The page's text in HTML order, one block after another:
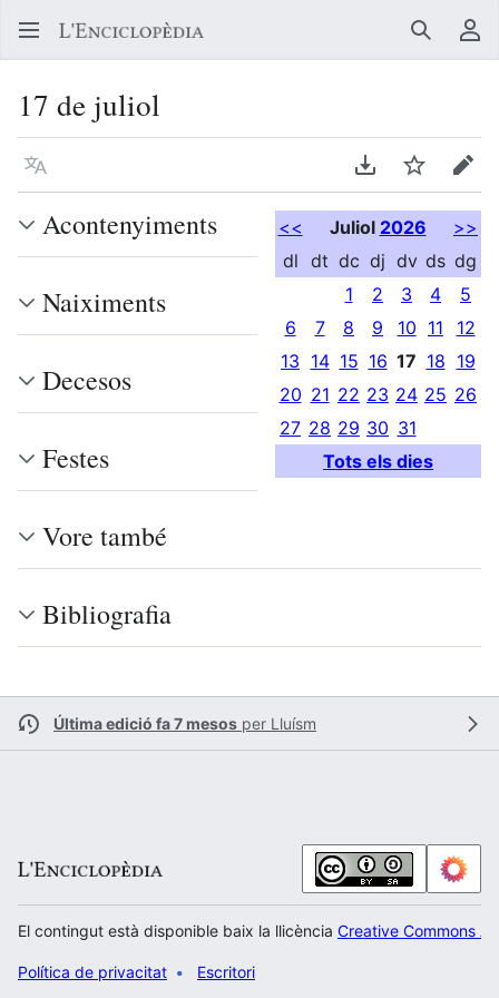
Buscar
17 de juliol
Llegir en un atre idioma Descarregar en
Vigilar
<< Juliol 2026
>>
dl dt dc dj dv ds dg
1
2 3 4
5
6
7 8 9 10 11
12
13 14 15 16 17 18 19
20 21 22 23 24 25 26
27 28 29 30 31
Tots els dies
Acontenyiments
Naiximents
Decesos
Festes
Vore també
Bibliografia
Última edició fa 7 mesos per Lluísm
El contingut està disponible baix la llicència Creative Commons
Política de privacitat Escritori